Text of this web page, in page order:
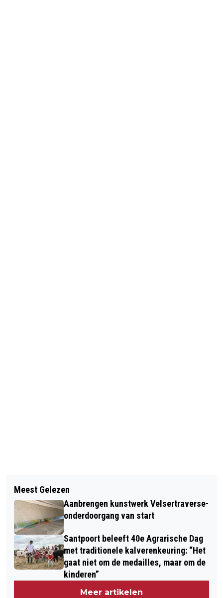
VERMISTE EN GEVONDEN DIEREN
DIERENAMBULANCE KENNEMERLAND
BOSW8ER IN DE KLAS - AFLEVERING
21: DE GIFTIGSTE PADDENSTOEL VAN
NEDERLAND
Meest Gelezen
Aanbrengen kunstwerk Velsertraverse-
onderdoorgang van start
Santpoort beleeft 40e Agrarische Dag
met traditionele kalverenkeuring: “Het
gaat niet om de medailles, maar om de
kinderen”
Meer artikelen